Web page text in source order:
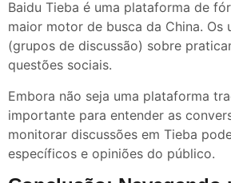
Baidu Tieba é uma plataforma de
maior motor de busca da China. Os
(grupos de discussão) sobre
questões sociais.
Embora não seja uma plataforma
importante para entender as
monitorar discussões em Tieba
específicos e opiniões do público.